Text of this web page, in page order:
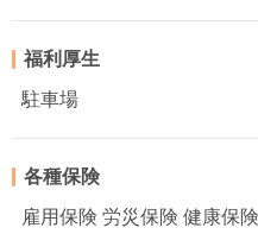
福利厚生
駐車場
各種保険
雇用保険 労災保険 健康保